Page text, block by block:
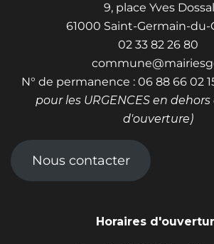
9, place Yves Dossal
61000 Saint-Germain-du-
02 33 82 26 80
N° de permanence : 06 88 66 02
pour les URGENCES en
d'ouverture)
Nous contacter
Horaires